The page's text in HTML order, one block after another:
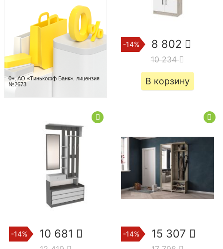
0+, АО «Тинькофф Банк», лицензия
№2673
-14% 8 802
10 234
В корзину
-14% 10 681 -14% 15 307